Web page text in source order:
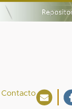
Contacto